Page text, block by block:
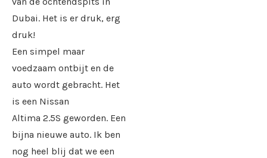
Dubai. Het is er druk, erg
druk!
Een simpel maar
voedzaam ontbijt en de
auto wordt gebracht. Het
is een Nissan
Altima 2.5S geworden. Een
bijna nieuwe auto. Ik ben
nog heel blij dat we een